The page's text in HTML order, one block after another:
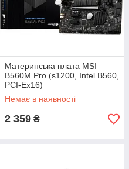
Материнська плата MSI
B560M Pro (s1200, Intel B560,
PCI-Ex16)
Немає в наявності
2 359 ₴